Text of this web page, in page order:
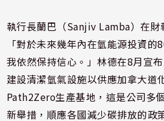
執行長蘭巴（Sanjiv Lamba）在財
「對於未來幾年內在氫能源投資的
我依然保持信心。」林德在8月宣
建設清潔氫氣設施以供應加拿大道
Path2Zero生產基地，這是公司多
新舉措，順應各國減少碳排放的政